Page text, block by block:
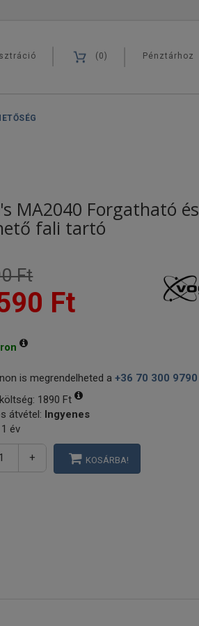
(0) Pénztárhoz
MA2040 Forgatható és
fali tartó
Ft
Ft
is megrendelheted a+36 70 300 9790
1890 Ft
átvétel: Ingyenes
év
+ KOSÁRBA!